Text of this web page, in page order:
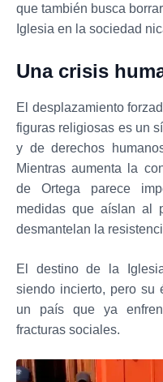
que también busca
Iglesia en la sociedad
Una crisis
El desplazamiento
figuras religiosas es un
y de derechos
Mientras aumenta la
de Ortega parece
medidas que aíslan al
desmantelan la
El destino de la
siendo incierto, pero su
un país que ya
fracturas sociales.